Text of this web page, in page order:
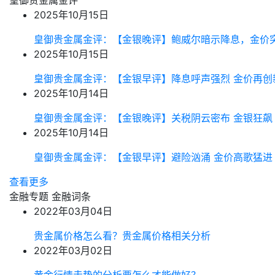
2025年10月15日
皇御贵金属金评：【金银晚评】鲍威尔暗示降息，金价
2025年10月15日
皇御贵金属金评：【金银早评】降息呼声强烈 金价再创
2025年10月14日
皇御贵金属金评：【金银晚评】关税阴云密布 金银狂飙
2025年10月14日
皇御贵金属金评：【金银早评】避险汹涌 金价高歌猛进
查看更多
金融专题 金融词条
2022年03月04日
贵金属价格怎么看？贵金属价格相关分析
2022年03月02日